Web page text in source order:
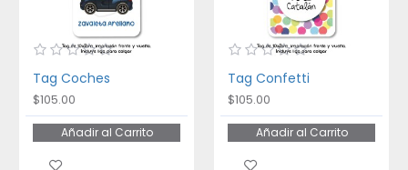
Tag Coches
$105.00
Añadir al Carrito
Tag Confetti
$105.00
Añadir al Carrito